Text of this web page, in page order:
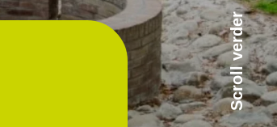
Scroll verder